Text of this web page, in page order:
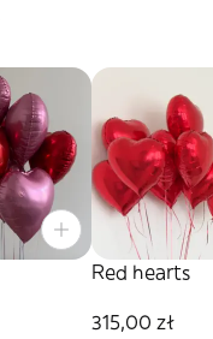
Red hearts
315,00 zł